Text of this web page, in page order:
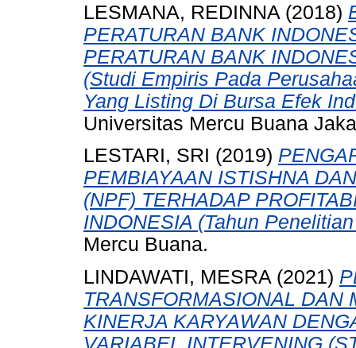
LESMANA, REDINNA (2018)
PERATURAN BANK
PERATURAN BANK
(Studi Empiris Pada
Yang Listing Di Bursa Efek
Universitas Mercu Buana
LESTARI, SRI (2019)
PEMBIAYAAN ISTISHNA
(NPF) TERHADAP
INDONESIA (Tahun
Mercu Buana.
LINDAWATI, MESRA (2021)
TRANSFORMASIONAL DAN
KINERJA KARYAWAN